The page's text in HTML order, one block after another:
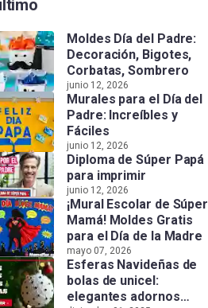
Moldes Día del Padre:
Decoración, Bigotes,
Corbatas, Sombrero
junio 12, 2026
Murales para el Día del
Padre: Increíbles y
Fáciles
junio 12, 2026
Diploma de Súper Papá
para imprimir
junio 12, 2026
¡Mural Escolar de Súper
Mamá! Moldes Gratis
para el Día de la Madre
mayo 07, 2026
Esferas Navideñas de
bolas de unicel:
elegantes adornos